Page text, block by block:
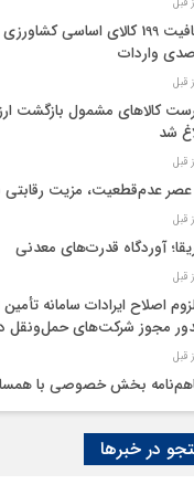
واردات
کالاهای مشمول بازگشت
شد
عصر عدم‌قطعیت، مزیت رقابتی
آوردگاه قدرت‌های معدنی
اصلاح ایرادات سامانه
مجوز شرکت‌های حمل‌ونقل
بخش خصوصی با
اقتصاد‌ها از هوش مصنوعی
در خبرها